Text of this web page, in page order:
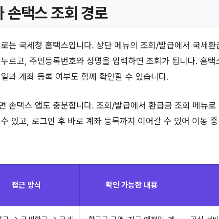
손택스 조회 경로
는 국세청 홈택스입니다. 상단 메뉴의 조회/발급에서 국세
르고, 주민등록번호와 성명을 입력하면 조회가 됩니다. 홈택
과 계좌 등록 여부도 함께 확인할 수 있습니다.
손택스 앱도 충분합니다. 조회/발급에서 환급금 조회 메뉴
있고, 로그인 후 바로 계좌 등록까지 이어갈 수 있어 이동
접근 방식 확인 가능한 내용